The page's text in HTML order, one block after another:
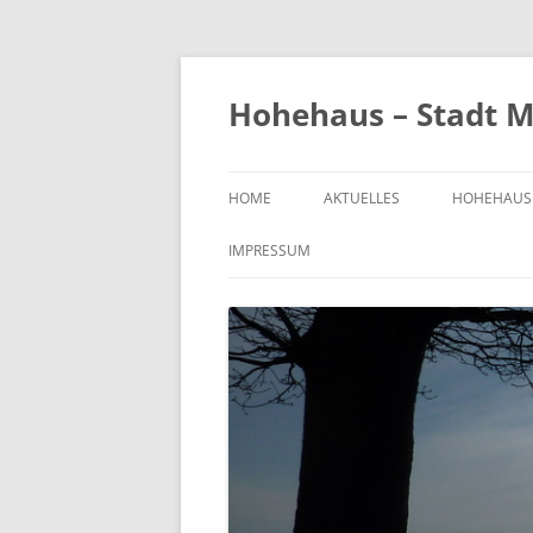
Zum
springen
Hohehaus – Stadt
HOME AKTUELLES HOHEHAUS
ORTS-
1989
BILDER
IMPRESSUM